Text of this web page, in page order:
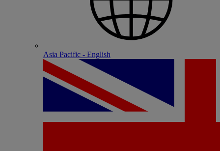
Asia Pacific - English